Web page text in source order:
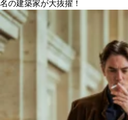
京都の書店
CULTURE
名の建築家が大抜擢！